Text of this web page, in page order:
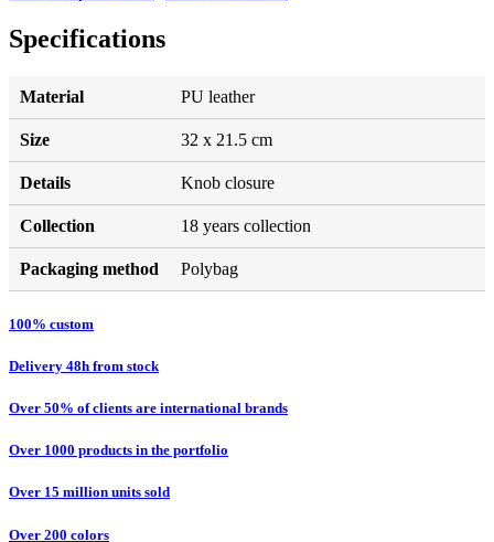
Specifications
Material PU leather
Size 32 x 21.5 cm
Details Knob closure
Collection 18 years collection
Packaging method Polybag
100% custom
Delivery 48h from stock
Over 50% of clients are international brands
Over 1000 products in the portfolio
Over 15 million units sold
Over 200 colors